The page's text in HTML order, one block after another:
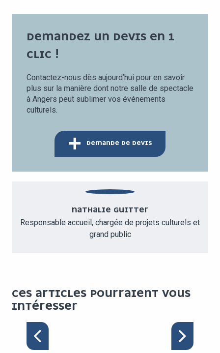
DEMANDEZ UN DEVIS EN 1
CLIC !
Contactez-nous dès aujourd’hui pour en savoir
plus sur la manière dont notre salle de spectacle
à Angers peut sublimer vos événements
culturels.
DEMANDE DE DEVIS
NATHALIE GUITTER
Responsable accueil, chargée de projets culturels et
grand public
CES ARTICLES POURRAIENT VOUS
INTÉRESSER
LES ESPACES DU CENTRE
DE CONGRÈS